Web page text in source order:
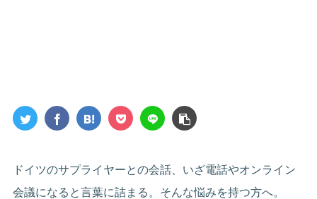
ドイツのサプライヤーとの会話、いざ電話やオンライン
会議になると言葉に詰まる。そんな悩みを持つ方へ。